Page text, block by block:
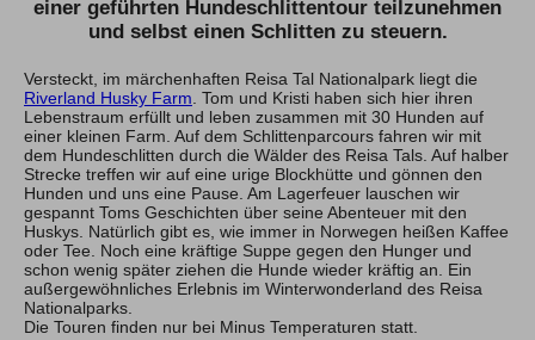
Weitere Hinweise zum Thema
8. Visa-, Pass- und Einreisebestimmungen
9. Tourismusabgaben
10. Mobilitätshinweis
11. Sprache
einer geführten Hundeschlittentour teilzunehmen
und selbst einen Schlitten zu steuern.
Versteckt, im märchenhaften Reisa Tal Nationalpark liegt die
Riverland Husky Farm . Tom und Kristi haben sich hier ihren
Lebenstraum erfüllt und leben zusammen mit 30 Hunden auf
einer kleinen Farm. Auf dem Schlittenparcours fahren wir mit
dem Hundeschlitten durch die Wälder des Reisa Tals. Auf halber
Strecke treffen wir auf eine urige Blockhütte und gönnen den
Hunden und uns eine Pause. Am Lagerfeuer lauschen wir
gespannt Toms Geschichten über seine Abenteuer mit den
Huskys. Natürlich gibt es, wie immer in Norwegen heißen Kaffee
oder Tee. Noch eine kräftige Suppe gegen den Hunger und
schon wenig später ziehen die Hunde wieder kräftig an. Ein
außergewöhnliches Erlebnis im Winterwonderland des Reisa
Nationalparks.
Die Touren finden nur bei Minus Temperaturen statt.